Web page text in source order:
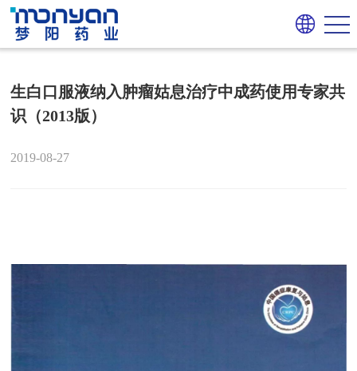
生白口服液纳入肿瘤姑息治疗中成药使用专家共
识（2013版）
2019-08-27